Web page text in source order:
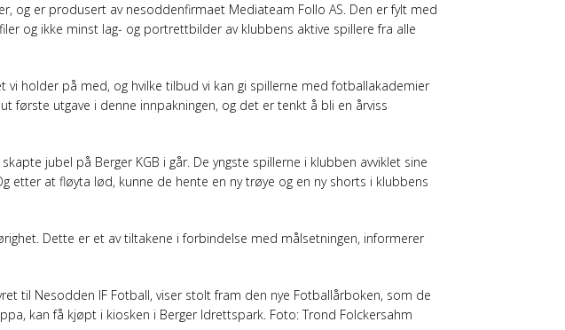
og er produsert av nesoddenfirmaet Mediateam Follo AS. Den er fylt med
og ikke minst lag- og portrettbilder av klubbens aktive spillere fra alle
vi holder på med, og hvilke tilbud vi kan gi spillerne med fotballakademier
første utgave i denne innpakningen, og det er tenkt å bli en årviss
jubel på Berger KGB i går. De yngste spillerne i klubben avviklet sine
etter at fløyta lød, kunne de hente en ny trøye og en ny shorts i klubbens
Dette er et av tiltakene i forbindelse med målsetningen, informerer
til Nesodden IF Fotball, viser stolt fram den nye Fotballårboken, som de
kan få kjøpt i kiosken i Berger Idrettspark. Foto: Trond Folckersahm